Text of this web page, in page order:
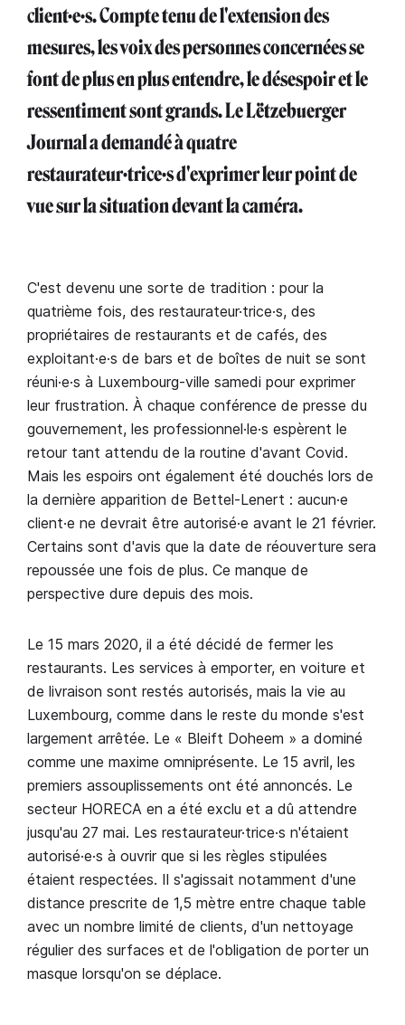
client·e·s. Compte tenu de l'extension des
mesures, les voix des personnes concernées se
font de plus en plus entendre, le désespoir et le
ressentiment sont grands. Le Lëtzebuerger
Journal a demandé à quatre
restaurateur·trice·s d'exprimer leur point de
vue sur la situation devant la caméra.
C'est devenu une sorte de tradition : pour la
quatrième fois, des restaurateur·trice·s, des
propriétaires de restaurants et de cafés, des
exploitant·e·s de bars et de boîtes de nuit se sont
réuni·e·s à Luxembourg-ville samedi pour exprimer
leur frustration. À chaque conférence de presse du
gouvernement, les professionnel·le·s espèrent le
retour tant attendu de la routine d'avant Covid.
Mais les espoirs ont également été douchés lors de
la dernière apparition de Bettel-Lenert : aucun·e
client·e ne devrait être autorisé·e avant le 21 février.
Certains sont d'avis que la date de réouverture sera
repoussée une fois de plus. Ce manque de
perspective dure depuis des mois.
Le 15 mars 2020, il a été décidé de fermer les
restaurants. Les services à emporter, en voiture et
de livraison sont restés autorisés, mais la vie au
Luxembourg, comme dans le reste du monde s'est
largement arrêtée. Le « Bleift Doheem » a dominé
comme une maxime omniprésente. Le 15 avril, les
premiers assouplissements ont été annoncés. Le
secteur HORECA en a été exclu et a dû attendre
jusqu'au 27 mai. Les restaurateur·trice·s n'étaient
autorisé·e·s à ouvrir que si les règles stipulées
étaient respectées. Il s'agissait notamment d'une
distance prescrite de 1,5 mètre entre chaque table
avec un nombre limité de clients, d'un nettoyage
régulier des surfaces et de l'obligation de porter un
masque lorsqu'on se déplace.